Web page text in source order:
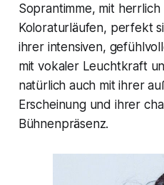
Soprantimme, mit
Koloraturläufen, perfekt
ihrer intensiven,
mit vokaler Leuchtkraft
natürlich auch mit ihrer
Erscheinung und ihrer
Bühnenpräsenz.